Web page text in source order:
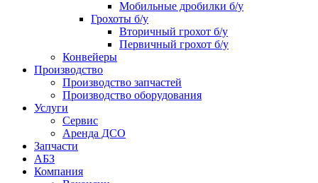
Мобильные дробилки б/у
Грохоты б/у
Вторичный грохот б/у
Первичный грохот б/у
Конвейеры
Производство
Производство запчастей
Производство оборудования
Услуги
Сервис
Аренда ДСО
Запчасти
АБЗ
Компания